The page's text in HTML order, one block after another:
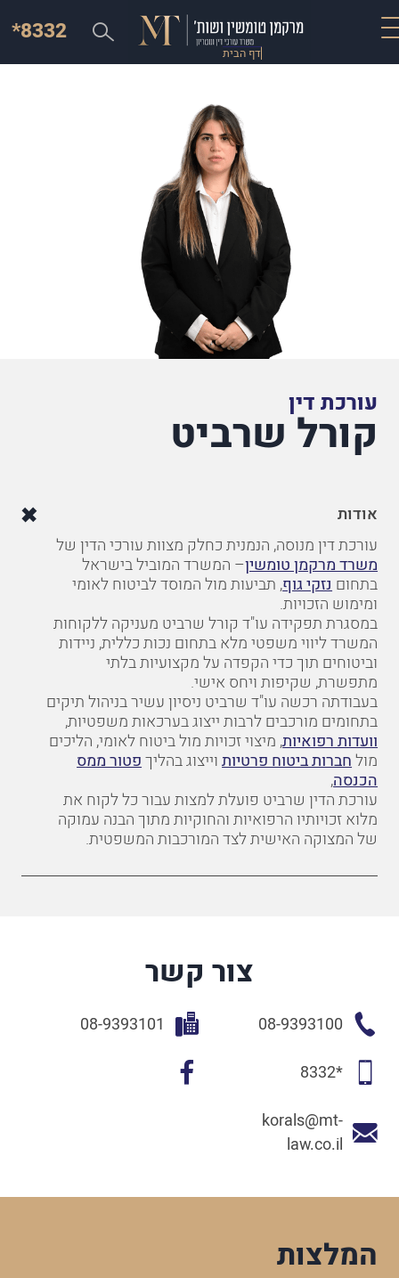
דף הבית
*8332
עורכת דין
קורל שרביט
המלצות
אודות
עורכת דין מנוסה, הנמנית כחלק מצוות עורכי הדין של
משרד מרקמן טומשין– המשרד המוביל בישראל
בתחוםנזקי גוף,תביעות מול המוסד לביטוח לאומי
ומימוש הזכויות.
במסגרת תפקידה עו"ד קורל שרביט מעניקה ללקוחות
המשרד ליווי משפטי מלא בתחום נכות כללית, ניידות
וביטוחים תוך כדי הקפדה על מקצועיות בלתי
מתפשרת, שקיפות ויחס אישי.
בעבודתה רכשה עו"ד שרביט ניסיון עשיר בניהול תיקים
בתחומים מורכביםלרבות ייצוג בערכאות משפטיות,
וועדות רפואיות,מיצוי זכויות מול ביטוח לאומי, הליכים
מולחברות ביטוח פרטיותוייצוג בהליךפטור ממס
הכנסה,
עורכתהדין שרביט פועלת למצות עבור כל לקוח את
מלוא זכויותיו הרפואיות והחוקיות מתוך הבנה עמוקה
של המצוקה האישית לצד המורכבות המשפטית.
צור קשר
08-9393100
08-9393101
*8332
korals@mt-
law.co.il